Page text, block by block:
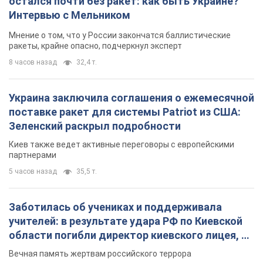
Интервью с Мельником
Мнение о том, что у России закончатся баллистические
ракеты, крайне опасно, подчеркнул эксперт
8 часов назад 32,4 т.
Украина заключила соглашения о ежемесячной
поставке ракет для системы Patriot из США:
Зеленский раскрыл подробности
Киев также ведет активные переговоры с европейскими
партнерами
5 часов назад 35,5 т.
Заботилась об учениках и поддерживала
учителей: в результате удара РФ по Киевской
области погибли директор киевского лицея, её
муж и внук
Вечная память жертвам российского террора